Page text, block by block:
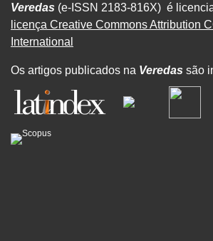
Veredas (e-ISSN 2183-816X) é
licença Creative Commons Attribution
International
Os artigos publicados na Veredas são